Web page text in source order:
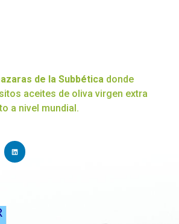
de la Subbética donde
aceites de oliva virgen extra
a nivel mundial.